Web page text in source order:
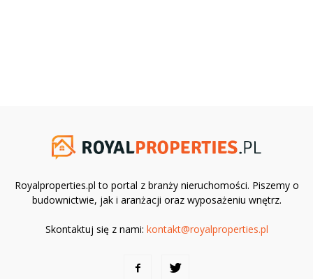
Royalproperties.pl to portal z branży nieruchomości. Piszemy o
budownictwie, jak i aranżacji oraz wyposażeniu wnętrz.
Skontaktuj się z nami: kontakt@royalproperties.pl